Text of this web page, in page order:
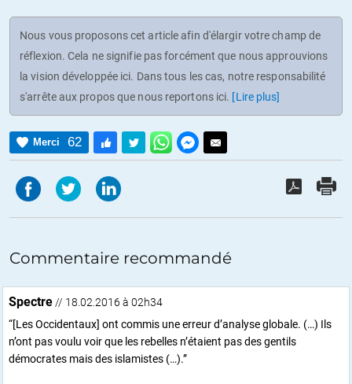
Nous vous proposons cet article afin d'élargir votre champ de
réflexion. Cela ne signifie pas forcément que nous approuvions
la vision développée ici. Dans tous les cas, notre responsabilité
s'arrête aux propos que nous reportons ici. [Lire plus]
Merci 62
Commentaire recommandé
Spectre // 18.02.2016 à 02h34
“[Les Occidentaux] ont commis une erreur d’analyse globale. (…) Ils
n’ont pas voulu voir que les rebelles n’étaient pas des gentils
démocrates mais des islamistes (…).”